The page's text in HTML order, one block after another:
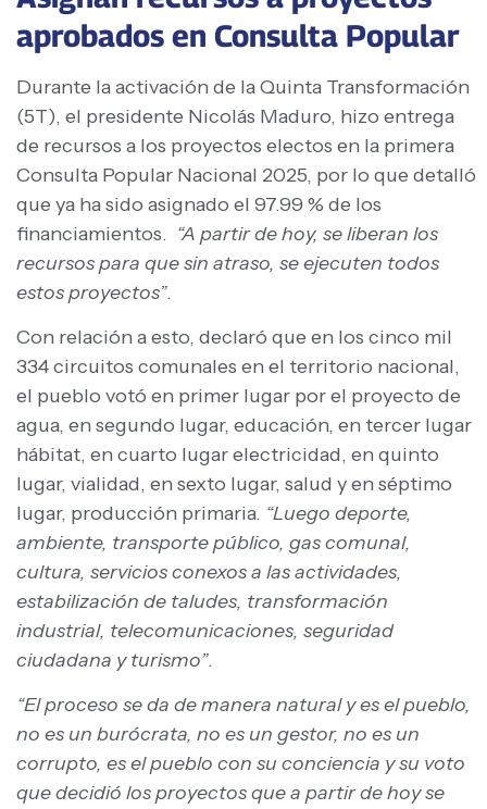
aprobados en Consulta Popular
Durante la activación de la Quinta Transformación
(5T), el presidente Nicolás Maduro, hizo entrega
de recursos a los proyectos electos en la primera
Consulta Popular Nacional 2025, por lo que detalló
que ya ha sido asignado el 97.99 % de los
financiamientos. “A partir de hoy, se liberan los
recursos para que sin atraso, se ejecuten todos
estos proyectos”.
Con relación a esto, declaró que en los cinco mil
334 circuitos comunales en el territorio nacional,
el pueblo votó en primer lugar por el proyecto de
agua, en segundo lugar, educación, en tercer lugar
hábitat, en cuarto lugar electricidad, en quinto
lugar, vialidad, en sexto lugar, salud y en séptimo
lugar, producción primaria. “Luego deporte,
ambiente, transporte público, gas comunal,
cultura, servicios conexos a las actividades,
estabilización de taludes, transformación
industrial, telecomunicaciones, seguridad
ciudadana y turismo”.
“El proceso se da de manera natural y es el pueblo,
no es un burócrata, no es un gestor, no es un
corrupto, es el pueblo con su conciencia y su voto
que decidió los proyectos que a partir de hoy se